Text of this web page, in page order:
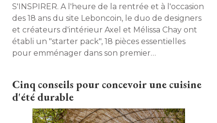
S'INSPIRER. A l'heure de la rentrée et à l'occasion
des 18 ans du site Leboncoin, le duo de designers
et créateurs d'intérieur Axel et Mélissa Chay ont
établi un "starter pack", 18 pièces essentielles
pour emménager dans son premier
Cinq conseils pour concevoir une cuisine
d'été durable